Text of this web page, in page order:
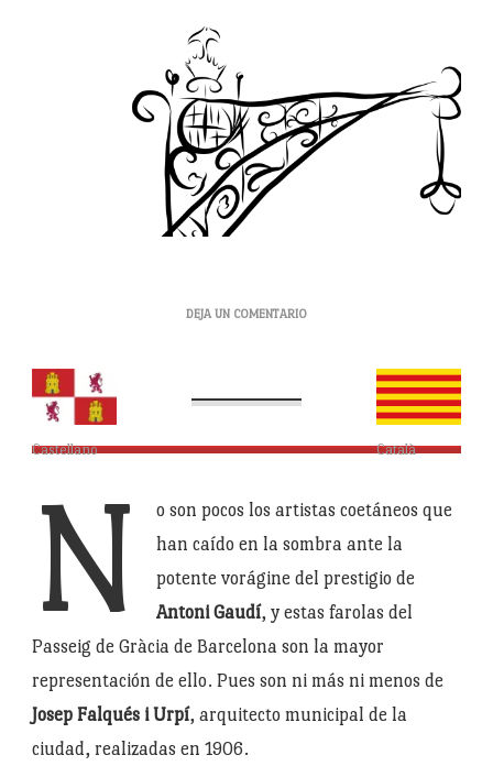
DEJA UN COMENTARIOEN
ROBO
FAROLAS
«DE
GAUDÍ»
Castellano Català
N
o son pocos los artistas coetáneos que
han caído en la sombra ante la
potente vorágine del prestigio de
Antoni Gaudí, y estas farolas del
Passeig de Gràcia de Barcelona son la mayor
representación de ello. Pues son ni más ni menos de
Josep Falqués i Urpí, arquitecto municipal de la
ciudad, realizadas en 1906.